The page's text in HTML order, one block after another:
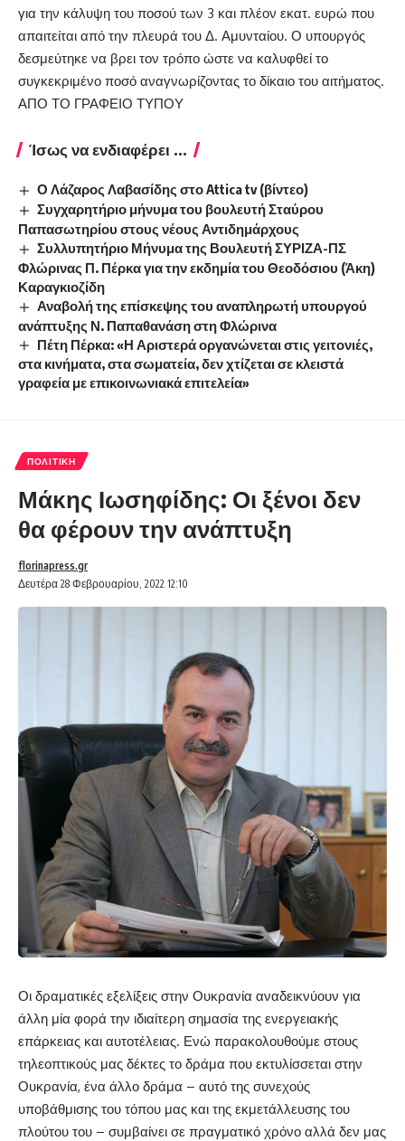
για την κάλυψη του ποσού των 3 και πλέον εκατ. ευρώ που
απαιτείται από την πλευρά του Δ. Αμυνταίου. Ο υπουργός
δεσμεύτηκε να βρει τον τρόπο ώστε να καλυφθεί το
συγκεκριμένο ποσό αναγνωρίζοντας το δίκαιο του αιτήματος.
ΑΠΟ ΤΟ ΓΡΑΦΕΙΟ ΤΥΠΟΥ
Ίσως να ενδιαφέρει ...
Ο Λάζαρος Λαβασίδης στο Attica tv (βίντεο)
Συγχαρητήριο μήνυμα του βουλευτή Σταύρου
Παπασωτηρίου στους νέους Αντιδημάρχους
Συλλυπητήριο Μήνυμα της Βουλευτή ΣΥΡΙΖΑ-ΠΣ
Φλώρινας Π. Πέρκα για την εκδημία του Θεοδόσιου (Άκη)
Καραγκιοζίδη
Αναβολή της επίσκεψης του αναπληρωτή υπουργού
ανάπτυξης Ν. Παπαθανάση στη Φλώρινα
Πέτη Πέρκα: «Η Αριστερά οργανώνεται στις γειτονιές,
στα κινήματα, στα σωματεία, δεν χτίζεται σε κλειστά
γραφεία με επικοινωνιακά επιτελεία»
ΠΟΛΙΤΙΚΉ
Μάκης Ιωσηφίδης: Οι ξένοι δεν
θα φέρουν την ανάπτυξη
Δευτέρα 28 Φεβρουαρίου, 2022 12:10
florinapress.gr
Οι δραματικές εξελίξεις στην Ουκρανία αναδεικνύουν για
άλλη μία φορά την ιδιαίτερη σημασία της ενεργειακής
επάρκειας και αυτοτέλειας. Ενώ παρακολουθούμε στους
τηλεοπτικούς μας δέκτες το δράμα που εκτυλίσσεται στην
Ουκρανία, ένα άλλο δράμα – αυτό της συνεχούς
υποβάθμισης του τόπου μας και της εκμετάλλευσης του
πλούτου του – συμβαίνει σε πραγματικό χρόνο αλλά δεν μας